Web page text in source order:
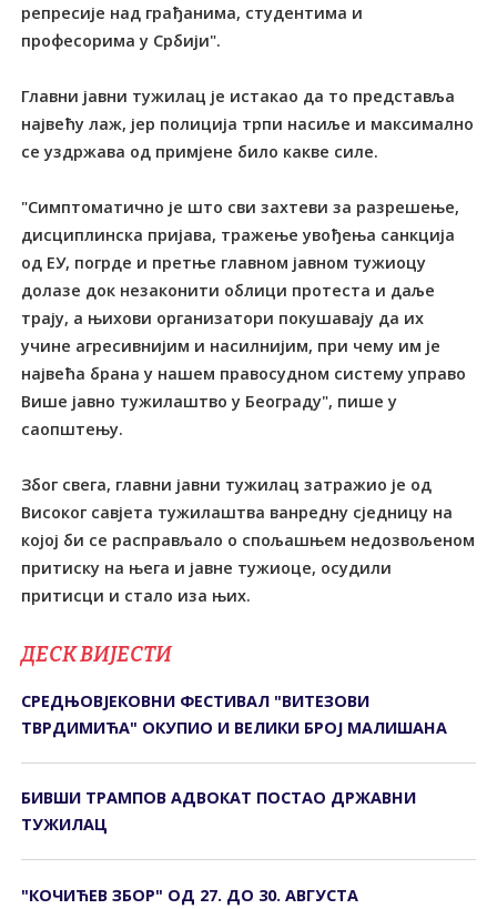
репресије над грађанима, студентима и
професорима у Србији".
Главни јавни тужилац је истакао да то представља
највећу лаж, јер полиција трпи насиље и максимално
се уздржава од примјене било какве силе.
"Симптоматично је што сви захтеви за разрешење,
дисциплинска пријава, тражење увођења санкција
од ЕУ, погрде и претње главном јавном тужиоцу
долазе док незаконити облици протеста и даље
трају, а њихови организатори покушавају да их
учине агресивнијим и насилнијим, при чему им је
највећа брана у нашем правосудном систему управо
Више јавно тужилаштво у Београду", пише у
саопштењу.
Због свега, главни јавни тужилац затражио је од
Високог савјета тужилаштва ванредну сједницу на
којој би се расправљало о спољашњем недозвољеном
притиску на њега и јавне тужиоце, осудили
притисци и стало иза њих.
ДЕСК ВИЈЕСТИ
СРЕДЊОВЈЕКОВНИ ФЕСТИВАЛ "ВИТЕЗОВИ
ТВРДИМИЋА" ОКУПИО И ВЕЛИКИ БРОЈ МАЛИШАНА
БИВШИ ТРАМПОВ АДВОКАТ ПОСТАО ДРЖАВНИ
ТУЖИЛАЦ
"КОЧИЋЕВ ЗБОР" ОД 27. ДО 30. АВГУСТА